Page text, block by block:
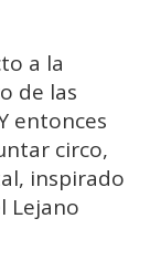
a la
de las
entonces
circo,
inspirado
Lejano